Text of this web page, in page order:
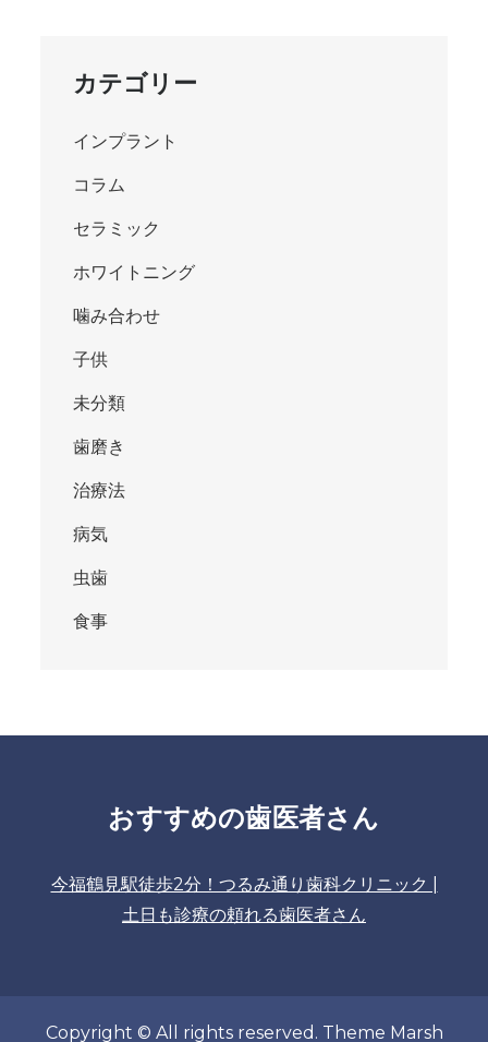
カテゴリー
インプラント
コラム
セラミック
ホワイトニング
噛み合わせ
子供
未分類
歯磨き
治療法
病気
虫歯
食事
おすすめの歯医者さん
今福鶴見駅徒歩2分！つるみ通り歯科クリニック |
土日も診療の頼れる歯医者さん
Copyright © All rights reserved. Theme Marsh